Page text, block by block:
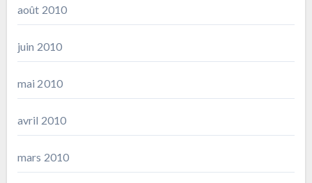
août 2010
juin 2010
mai 2010
avril 2010
mars 2010